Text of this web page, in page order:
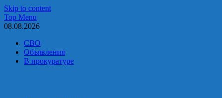
Skip to content
Top Menu
08.08.2026
СВО
Объявления
В прокуратуре